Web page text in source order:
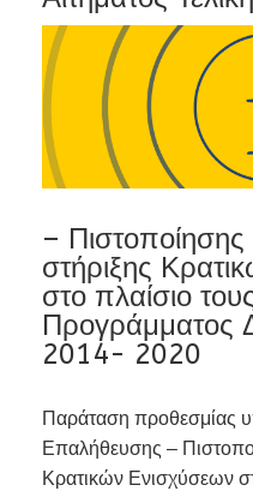
–
στήριξης
στο πλαίσιο
Προγράμματος
2014- 2020
Παράταση προθεσμίας
Επαλήθευσης –
Κρατικών Ενισχύσεων